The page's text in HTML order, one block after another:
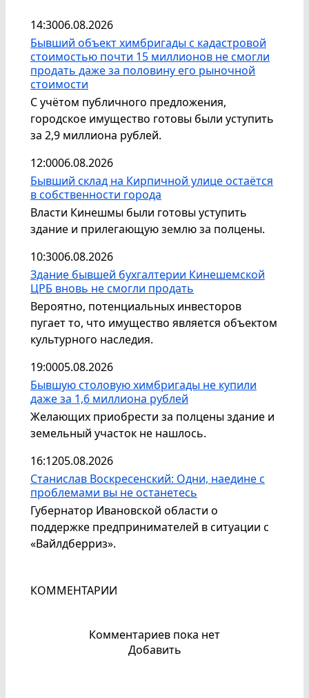
14:3006.08.2026
Бывший объект химбригады с кадастровой
стоимостью почти 15 миллионов не смогли
продать даже за половину его рыночной
стоимости
С учётом публичного предложения,
городское имущество готовы были уступить
за 2,9 миллиона рублей.
12:0006.08.2026
Бывший склад на Кирпичной улице остаётся
в собственности города
Власти Кинешмы были готовы уступить
здание и прилегающую землю за полцены.
10:3006.08.2026
Здание бывшей бухгалтерии Кинешемской
ЦРБ вновь не смогли продать
Вероятно, потенциальных инвесторов
пугает то, что имущество является объектом
культурного наследия.
19:0005.08.2026
Бывшую столовую химбригады не купили
даже за 1,6 миллиона рублей
Желающих приобрести за полцены здание и
земельный участок не нашлось.
16:1205.08.2026
Станислав Воскресенский: Одни, наедине с
проблемами вы не останетесь
Губернатор Ивановской области о
поддержке предпринимателей в ситуации с
«Вайлдберриз».
КОММЕНТАРИИ
Комментариев пока нет
Добавить